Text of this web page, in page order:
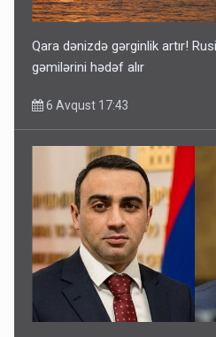
Qara dənizdə gərginlik artır!
gəmilərini hədəf alır
6 Avqust 17:43